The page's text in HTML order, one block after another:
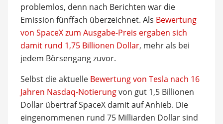
problemlos, denn nach Berichten war die
Emission fünffach überzeichnet. Als Bewertung
von SpaceX zum Ausgabe-Preis ergaben sich
damit rund 1,75 Billionen Dollar, mehr als bei
jedem Börsengang zuvor.
Selbst die aktuelle Bewertung von Tesla nach 16
Jahren Nasdaq-Notierungvon gut 1,5 Billionen
Dollar übertraf SpaceX damit auf Anhieb. Die
eingenommenen rund 75 Milliarden Dollar sind